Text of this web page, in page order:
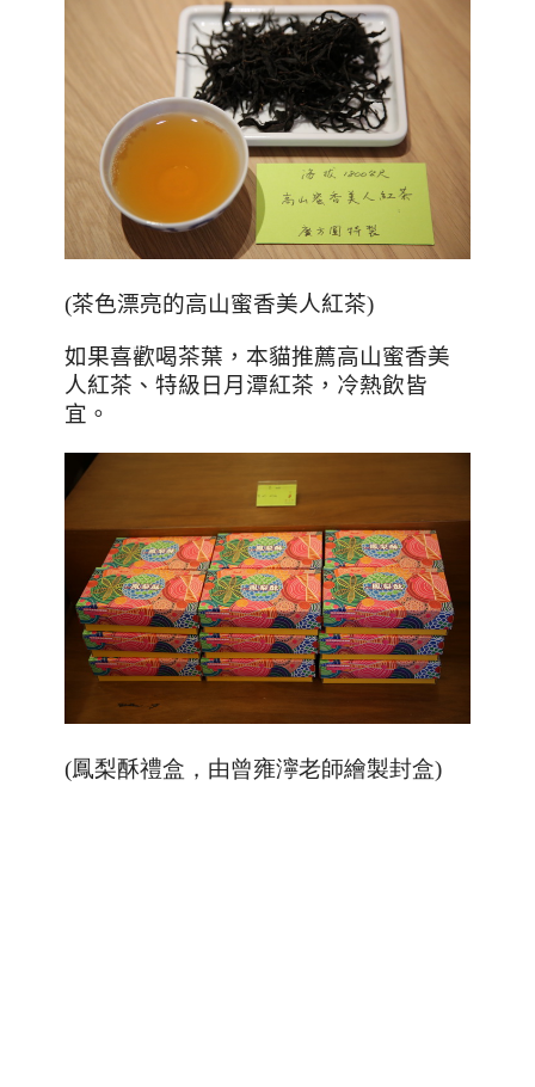
(茶色漂亮的高山蜜香美人紅茶)
如果喜歡喝茶葉，本貓推薦高山蜜香美
人紅茶、特級日月潭紅茶，冷熱飲皆
宜。
(鳳梨酥禮盒，由曾雍濘老師繪製封盒)